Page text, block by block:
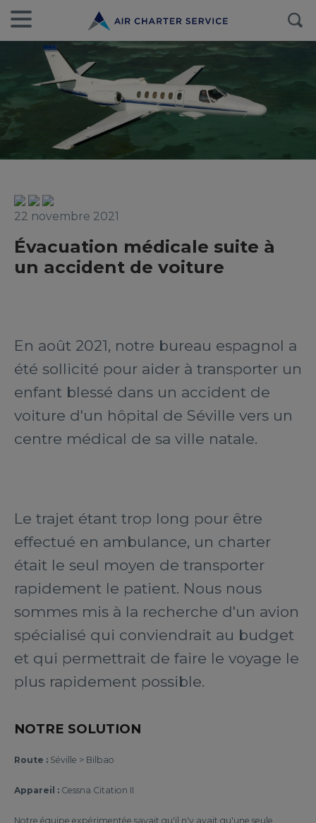
22 novembre 2021
Évacuation médicale suite à
un accident de voiture
En août 2021, notre bureau espagnol a
été sollicité pour aider à transporter un
enfant blessé dans un accident de
voiture d'un hôpital de Séville vers un
centre médical de sa ville natale.
Le trajet étant trop long pour être
effectué en ambulance, un charter
était le seul moyen de transporter
rapidement le patient. Nous nous
sommes mis à la recherche d'un avion
spécialisé qui conviendrait au budget
et qui permettrait de faire le voyage le
plus rapidement possible.
NOTRE SOLUTION
Route : Séville > Bilbao
Appareil : Cessna Citation II
Notre équipe expérimentée savait qu'il n'y avait qu'une seule